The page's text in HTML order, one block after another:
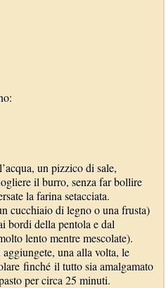
un pizzico di sale,
il burro, senza far bollire
la farina setacciata.
cucchiaio di legno o una frusta)
bordi della pentola e dal
lento mentre mescolate).
una alla volta, le
finché il tutto sia amalgamato
per circa 25 minuti.